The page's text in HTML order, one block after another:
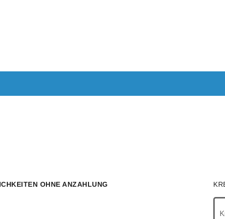
OHNE ANZAHLUNG